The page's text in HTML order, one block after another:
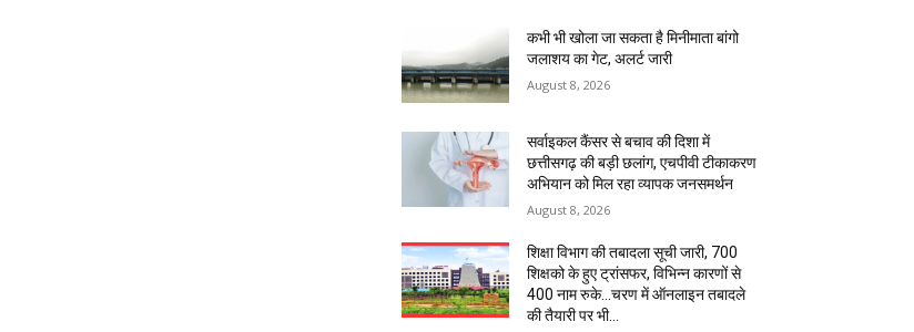
कभी भी खोला जा सकता है मिनीमाता बांगो
जलाशय का गेट, अलर्ट जारी
August 8, 2026
सर्वाइकल कैंसर से बचाव की दिशा में
छत्तीसगढ़ की बड़ी छलांग, एचपीवी टीकाकरण
अभियान को मिल रहा व्यापक जनसमर्थन
August 8, 2026
शिक्षा विभाग की तबादला सूची जारी, 700
शिक्षको के हुए ट्रांसफर, विभिन्न कारणों से
400 नाम रुके…चरण में ऑनलाइन तबादले
की तैयारी पर भी...